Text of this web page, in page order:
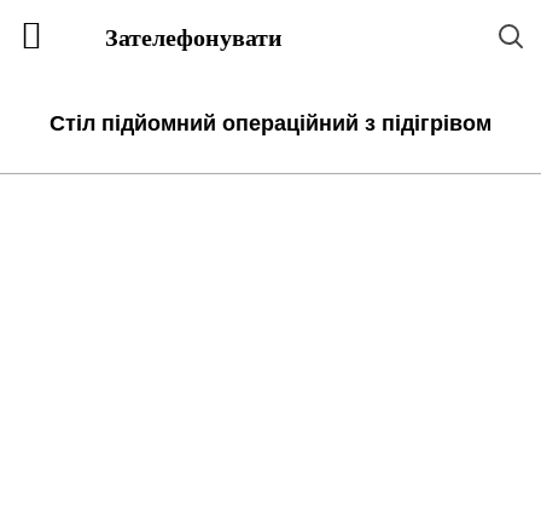
Стіл підйомний операційний з підігрівом
Зателефонувати